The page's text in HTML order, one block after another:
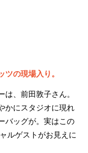
の現場入り。
は、前田敦子さん。
かにスタジオに現れ
バッグが。実はこの
ルゲストがお見えに